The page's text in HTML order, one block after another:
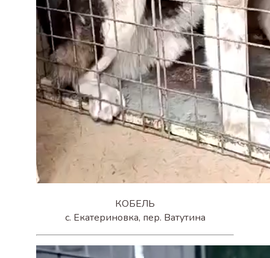
КОБЕЛЬ
с. Екатериновка, пер. Ватутина